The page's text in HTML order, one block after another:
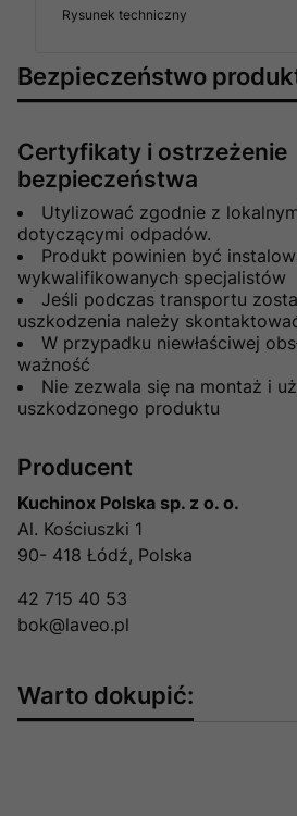
Rysunek techniczny
Bezpieczeństwo
Certyfikaty i ostrzeżenie
bezpieczeństwa
Utylizować zgodnie z
dotyczącymi odpadów.
Produkt powinien być
wykwalifikowanych specjalistów
Jeśli podczas transportu
uszkodzenia należy
W przypadku niewłaściwej
ważność
Nie zezwala się na montaż i
uszkodzonego produktu
Producent
Kuchinox Polska sp. z o. o.
Al. Kościuszki 1
90- 418 Łódź, Polska
42 715 40 53
bok@laveo.pl
Warto dokupić: